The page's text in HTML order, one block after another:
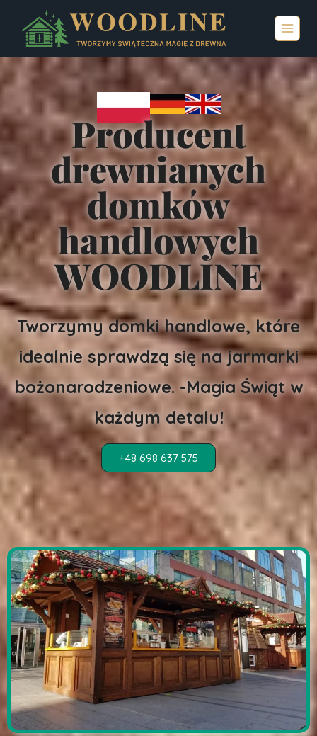
Producent
drewnianych
domków
handlowych
WOODLINE
Tworzymy domki handlowe, które
idealnie sprawdzą się na jarmarki
bożonarodzeniowe. -Magia Świąt w
każdym detalu!
+48 698 637 575